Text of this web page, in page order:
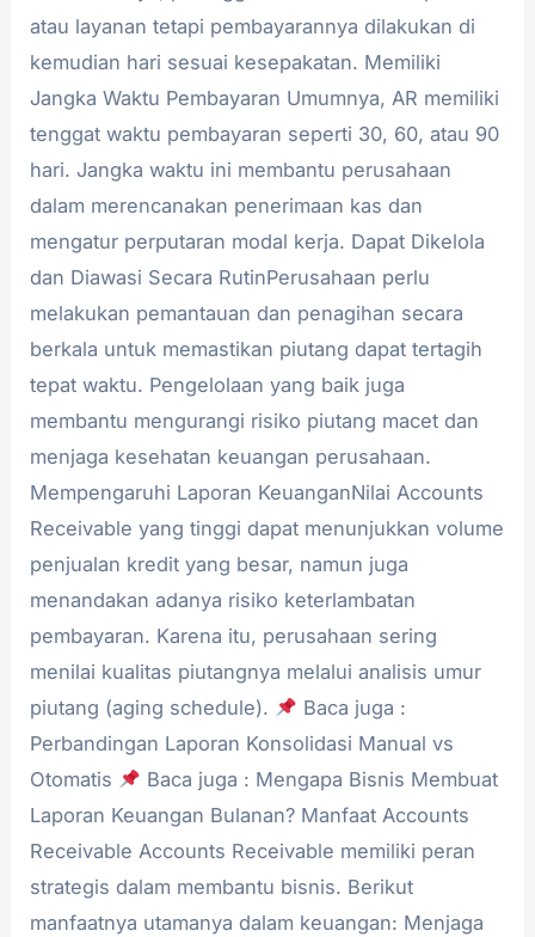
atau layanan tetapi pembayarannya dilakukan di
kemudian hari sesuai kesepakatan. Memiliki
Jangka Waktu Pembayaran Umumnya, AR memiliki
tenggat waktu pembayaran seperti 30, 60, atau 90
hari. Jangka waktu ini membantu perusahaan
dalam merencanakan penerimaan kas dan
mengatur perputaran modal kerja. Dapat Dikelola
dan Diawasi Secara RutinPerusahaan perlu
melakukan pemantauan dan penagihan secara
berkala untuk memastikan piutang dapat tertagih
tepat waktu. Pengelolaan yang baik juga
membantu mengurangi risiko piutang macet dan
menjaga kesehatan keuangan perusahaan.
Mempengaruhi Laporan KeuanganNilai Accounts
Receivable yang tinggi dapat menunjukkan volume
penjualan kredit yang besar, namun juga
menandakan adanya risiko keterlambatan
pembayaran. Karena itu, perusahaan sering
menilai kualitas piutangnya melalui analisis umur
piutang (aging schedule).
Baca juga :
Perbandingan Laporan Konsolidasi Manual vs
Otomatis
Baca juga : Mengapa Bisnis Membuat
Laporan Keuangan Bulanan? Manfaat Accounts
Receivable Accounts Receivable memiliki peran
strategis dalam membantu bisnis. Berikut
manfaatnya utamanya dalam keuangan: Menjaga